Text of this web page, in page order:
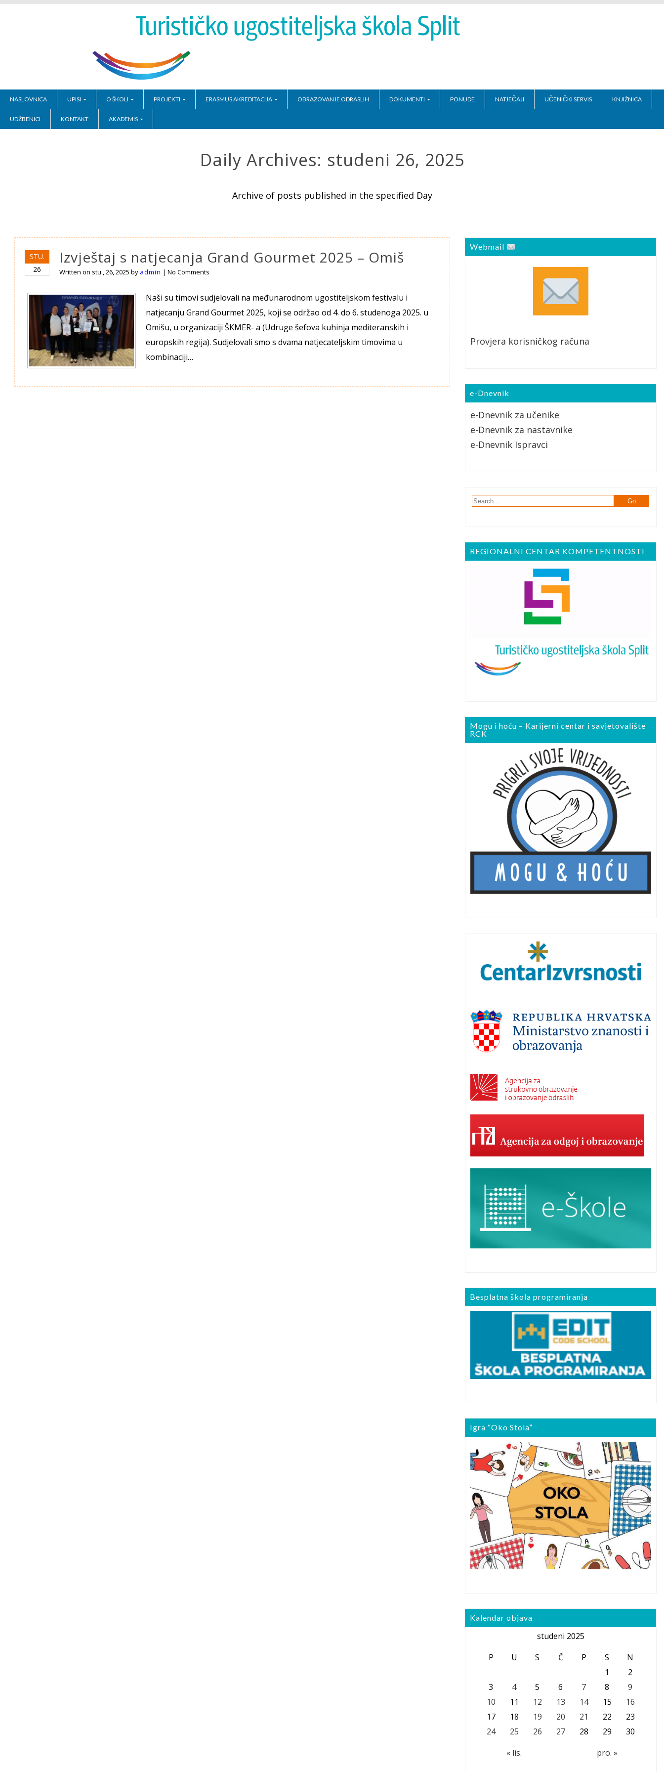
NASLOVNICA UPISI O ŠKOLI PROJEKTI ERASMUS AKREDITACIJA OBRAZOVANJE ODRASLIH DOKUMENTI PONUDE NATJEČAJI UČENIČKI SERVIS KNJIŽNICA
UDŽBENICI KONTAKT AKADEMIS
Daily Archives: studeni 26, 2025
Archive of posts published in the specified Day
STU.
26
Izvještaj s natjecanja Grand Gourmet 2025 – Omiš
Written on stu., 26, 2025 by admin |No Comments
Naši su timovi sudjelovali na međunarodnom ugostiteljskom festivalu i
natjecanju Grand Gourmet 2025, koji se održao od 4. do 6. studenoga 2025. u
Omišu, u organizaciji ŠKMER- a (Udruge šefova kuhinja mediteranskih i
europskih regija). Sudjelovali smo s dvama natjecateljskim timovima u
kombinaciji…
Webmail
Provjera korisničkog računa
e-Dnevnik
e-Dnevnik za učenike
e-Dnevnik za nastavnike
e-Dnevnik Ispravci
REGIONALNI CENTAR KOMPETENTNOSTI
Mogu i hoću – Karijerni centar i savjetovalište
RCK
Besplatna škola programiranja
Igra “Oko Stola”
Kalendar objava
studeni 2025
P
U S Č P S N
« lis. pro. »
1
2
3
4 5 6 7 8
9
10
11 12 13 14 15
16
17
18 19 20 21 22
23
24
25 26 27 28 29 30